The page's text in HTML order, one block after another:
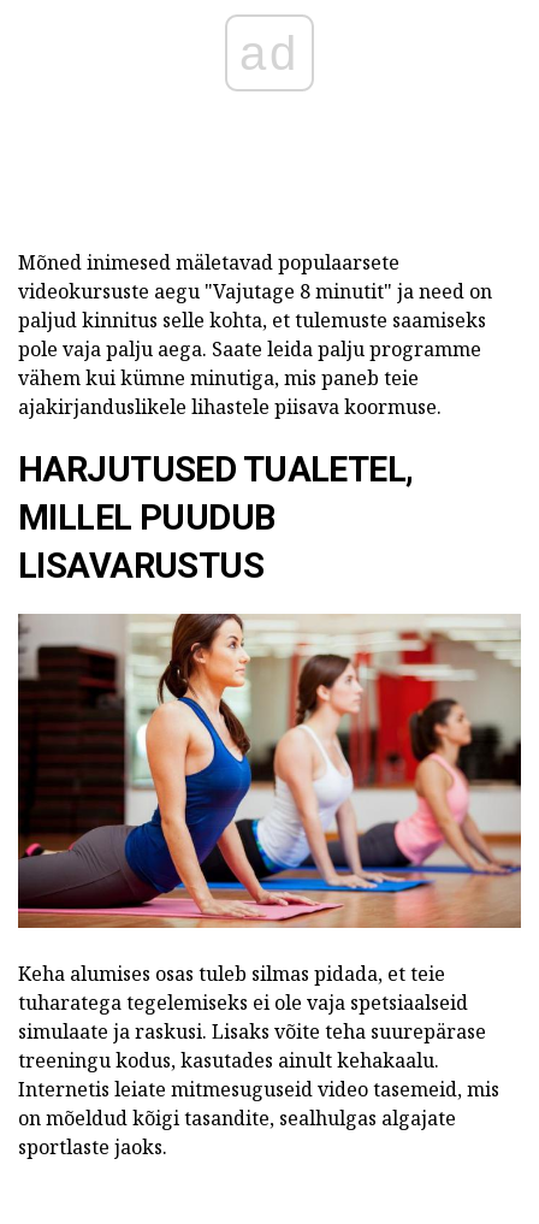
ad
Mõned inimesed mäletavad populaarsete
videokursuste aegu "Vajutage 8 minutit" ja need on
paljud kinnitus selle kohta, et tulemuste saamiseks
pole vaja palju aega. Saate leida palju programme
vähem kui kümne minutiga, mis paneb teie
ajakirjanduslikele lihastele piisava koormuse.
HARJUTUSED TUALETEL,
MILLEL PUUDUB
LISAVARUSTUS
Keha alumises osas tuleb silmas pidada, et teie
tuharatega tegelemiseks ei ole vaja spetsiaalseid
simulaate ja raskusi. Lisaks võite teha suurepärase
treeningu kodus, kasutades ainult kehakaalu.
Internetis leiate mitmesuguseid video tasemeid, mis
on mõeldud kõigi tasandite, sealhulgas algajate
sportlaste jaoks.